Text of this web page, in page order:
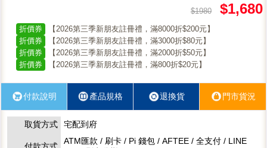
$1980 $1,680
折價券
【2026第三季新朋友註冊禮，滿8000折$200元】
折價券
【2026第三季新朋友註冊禮，滿3000折$80元】
折價券
【2026第三季新朋友註冊禮，滿2000折$50元】
折價券
【2026第三季新朋友註冊禮，滿800折$20元】
付款說明 產品規格 退換貨 門市貨況
取貨方式 宅配到府
ATM匯款 / 刷卡 / Pi 錢包 / AFTEE / 全支付 / LINE